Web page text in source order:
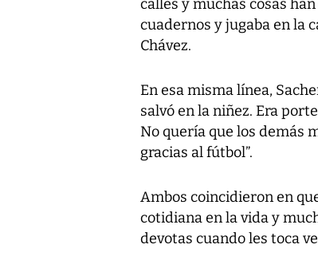
calles y muchas cosas
cuadernos y jugaba en la
Chávez.
En esa misma línea,
salvó en la niñez. Era
No quería que los demás
gracias al fútbol”.
Ambos coincidieron en
cotidiana en la vida y
devotas cuando les toca